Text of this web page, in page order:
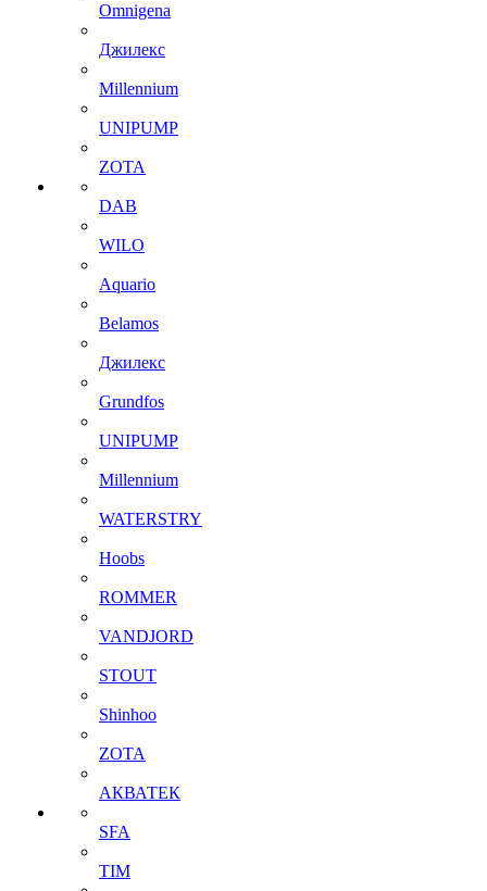
Omnigena
Джилекс
Millennium
UNIPUMP
ZOTA
DAB
WILO
Aquario
Belamos
Джилекс
Grundfos
UNIPUMP
Millennium
WATERSTRY
Hoobs
ROMMER
VANDJORD
STOUT
Shinhoo
ZOTA
АКВАТЕК
SFA
TIM